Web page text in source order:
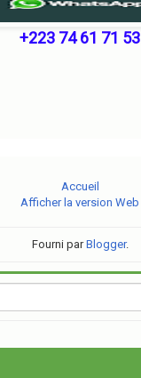
+223 74 61 71 53
Accueil
Afficher la version Web
Fourni parBlogger.